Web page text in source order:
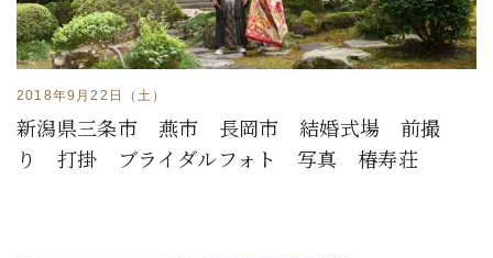
2018年9月22日（土）
新潟県三条市 燕市 長岡市 結婚式場 前撮
り 打掛 ブライダルフォト 写真 椿寿荘